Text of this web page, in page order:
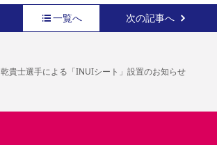
一覧へ 次の記事へ
乾貴士選手による「INUIシート」設置のお知らせ